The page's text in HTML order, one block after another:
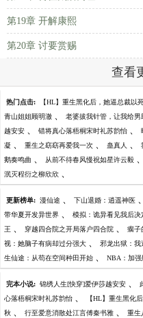
第19章 开解康熙
第20章 讨要赏赐
查看
热门点击: 【HL】重生黑化后，她逼总裁以
青山姐姐顾明澈 、 老婆拔我针管，让我给
越安安 、 错将真心落梧桐宋时礼苏韵怡 、
凝 、 重生之窈窈再爱我一次 、 蛊真人 、
鹅奏鸣曲 、 从前不待春风慢祝如星许云毅 、
泯灭程衍之柳欣欣 、
更新榜单: 漫仙途 、 下山退婚：逍遥神医 、
带华夏开发异世界 、 模拟：诡异看见我后决
王 、 穿越四合院之开局落户四合院 、 瘸子
视：她脑子有病却过分强大 、 邪龙出狱：我
生仙途：从苟在空间种田开始 、 NBA：加强
完本小说: 锦绣人生[快穿]爱伊莎越安安 、
心落梧桐宋时礼苏韵怡 、 【HL】重生黑化
秋 、 行至爱意消散处江言傅秦书雅 、 重生